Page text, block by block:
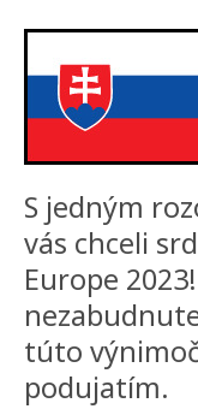
S jedným
vás chceli
Europe
túto
podujatím.